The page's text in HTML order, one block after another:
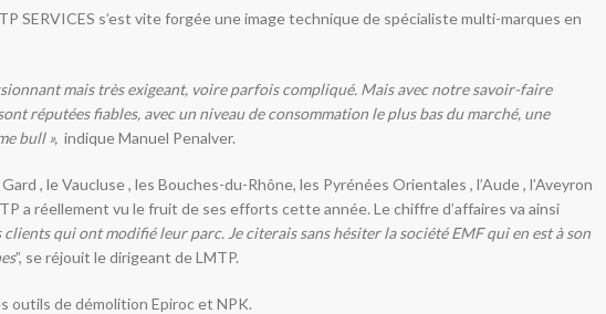
SERVICES s’est vite forgée une image technique de spécialiste multi-marques en
mais très exigeant, voire parfois compliqué. Mais avec notre savoir-faire
réputées fiables, avec un niveau de consommation le plus bas du marché, une
bull », indique Manuel Penalver.
, le Vaucluse , les Bouches-du-Rhône, les Pyrénées Orientales , l’Aude , l’Aveyron
a réellement vu le fruit de ses efforts cette année. Le chiffre d’affaires va ainsi
qui ont modifié leur parc. Je citerais sans hésiter la société EMF qui en est à son
”, se réjouit le dirigeant de LMTP.
outils de démolition Epiroc et NPK.